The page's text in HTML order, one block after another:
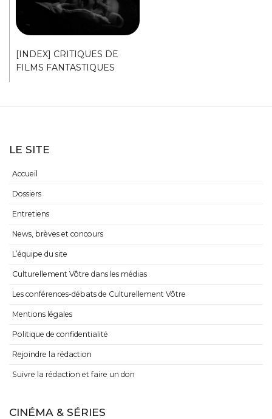
[INDEX] CRITIQUES DE
FILMS FANTASTIQUES
LE SITE
Accueil
Dossiers
Entretiens
News, brèves et concours
L’équipe du site
Culturellement Vôtre dans les médias
Les conférences-débats de Culturellement Vôtre
Mentions légales
Politique de confidentialité
Rejoindre la rédaction
Suivre la rédaction et faire un don
CINÉMA & SÉRIES